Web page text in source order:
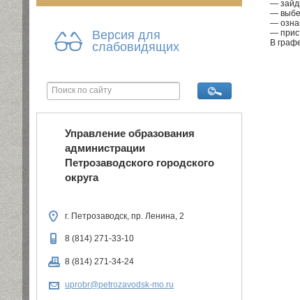
Версия для
слабовидящих
Управление образования
администрации
Петрозаводского городского
округа
г. Петрозаводск, пр. Ленина, 2
8 (814) 271-33-10
8 (814) 271-34-24
uprobr@petrozavodsk-mo.ru
—
—
—
—
В